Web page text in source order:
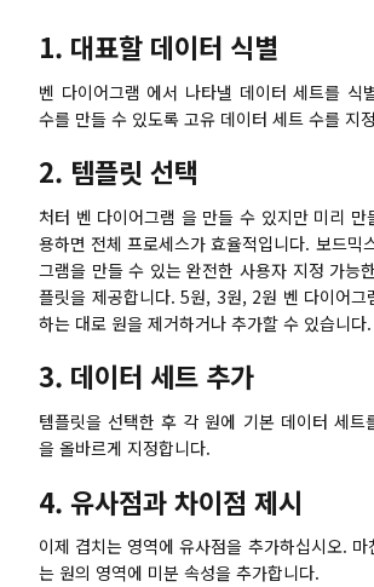
1. 대표할 데이터 식별
벤 다이어그램 에서 나타낼 데이터 세트를 식
수를 만들 수 있도록 고유 데이터 세트 수를 지
2. 템플릿 선택
처터 벤 다이어그램 을 만들 수 있지만 미리 만
용하면 전체 프로세스가 효율적입니다. 보드믹
그램을 만들 수 있는 완전한 사용자 지정 가능
플릿을 제공합니다. 5원, 3원, 2원 벤 다이어그
하는 대로 원을 제거하거나 추가할 수 있습니다.
3. 데이터 세트 추가
템플릿을 선택한 후 각 원에 기본 데이터 세트
을 올바르게 지정합니다.
4. 유사점과 차이점 제시
이제 겹치는 영역에 유사점을 추가하십시오.
는 원의 영역에 미분 속성을 추가합니다.